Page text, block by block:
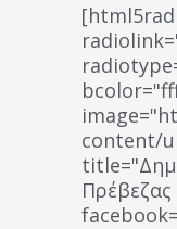
content/
Πρέβεζας